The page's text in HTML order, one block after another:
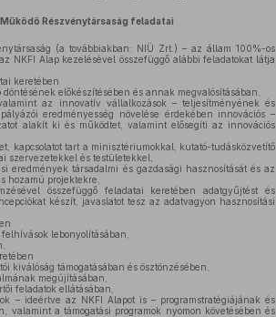
Részvénytársaság feladatai
(a továbbiakban: NIÜ Zrt.) – az állam 100%-os
NKFI Alap kezelésével összefüggő alábbi feladatokat látja
keretében
előkészítésében és annak megvalósításában,
az innovatív vállalkozások – teljesítményének és
eredményesség növelése érdekében innovációs –
alakít ki és működtet, valamint elősegíti az innovációs
kapcsolatot tart a minisztériumokkal, kutató-tudásközvetítő
szervezetekkel és testületekkel,
eredmények társadalmi és gazdasági hasznosítását és az
hozamú projektekre,
összefüggő feladatai keretében adatgyűjtést és
készít, javaslatot tesz az adatvagyon hasznosítási
lebonyolításában,
kiválóság támogatásában és ösztönzésében,
megújításában,
feladatok ellátásában,
– ideértve az NKFI Alapot is – programstratégiájának és
valamint a támogatási programok nyomon követésében és